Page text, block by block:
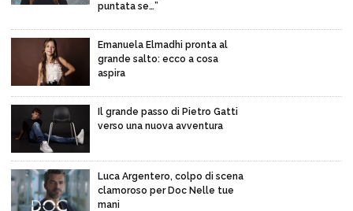
puntata se…”
Emanuela Elmadhi pronta al
grande salto: ecco a cosa
aspira
Il grande passo di Pietro Gatti
verso una nuova avventura
Luca Argentero, colpo di scena
clamoroso per Doc Nelle tue
mani